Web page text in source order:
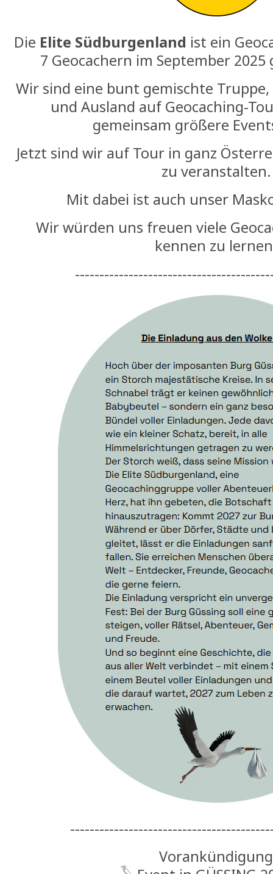
Die Elite Südburgenland ist ein
7 Geocachern im September
Wir sind eine bunt gemischte
und Ausland auf Geocaching-
gemeinsam größere
Jetzt sind wir auf Tour in ganz
zu veranstalten.
Mit dabei ist auch unser
Wir würden uns freuen viele
kennen zu
Vorankündigung